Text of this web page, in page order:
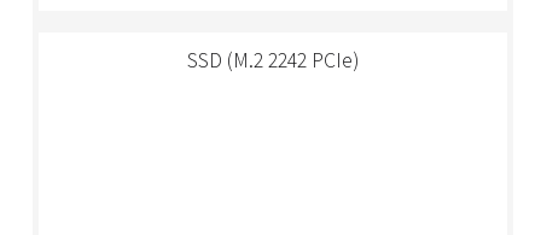
SSD (M.2 2242 PCIe)